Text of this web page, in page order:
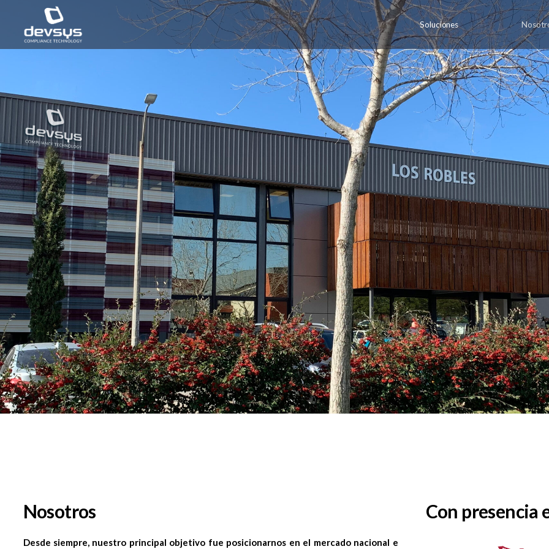
Soluciones
Nosotros
Desde siempre, nuestro principal objetivo fue posicionarnos en el mercado nacional e
Con presencia